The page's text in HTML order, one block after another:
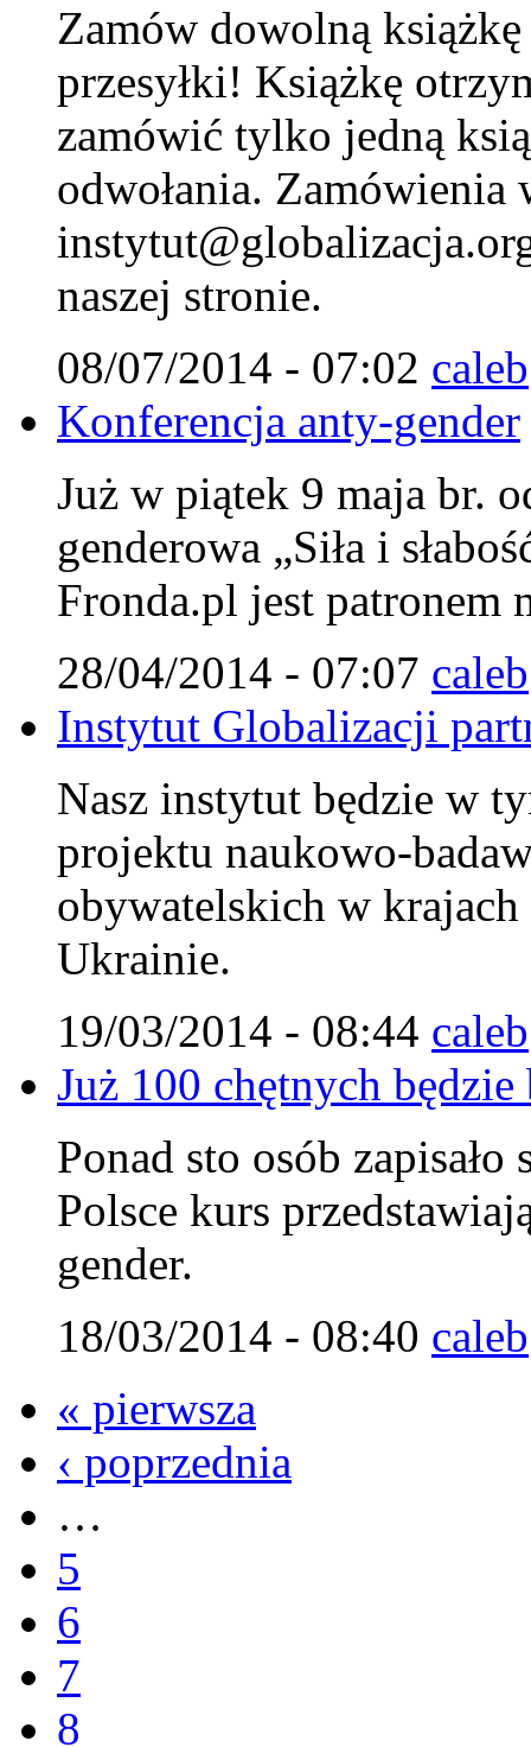
Zamów dowolną
przesyłki! Książkę
zamówić tylko jedną
odwołania. Zamówienia
naszej stronie.
08/07/2014 - 07:02 caleb
Konferencja anty-gender
Już w piątek 9 maja br.
genderowa „Siła i
Fronda.pl jest patronem
28/04/2014 - 07:07 caleb
Instytut Globalizacji
Nasz instytut będzie w
projektu naukowo-
obywatelskich w
Ukrainie.
19/03/2014 - 08:44 caleb
Już 100 chętnych
Ponad sto osób
Polsce kurs
gender.
18/03/2014 - 08:40 caleb
« pierwsza
‹ poprzednia
…
5
6
7
8